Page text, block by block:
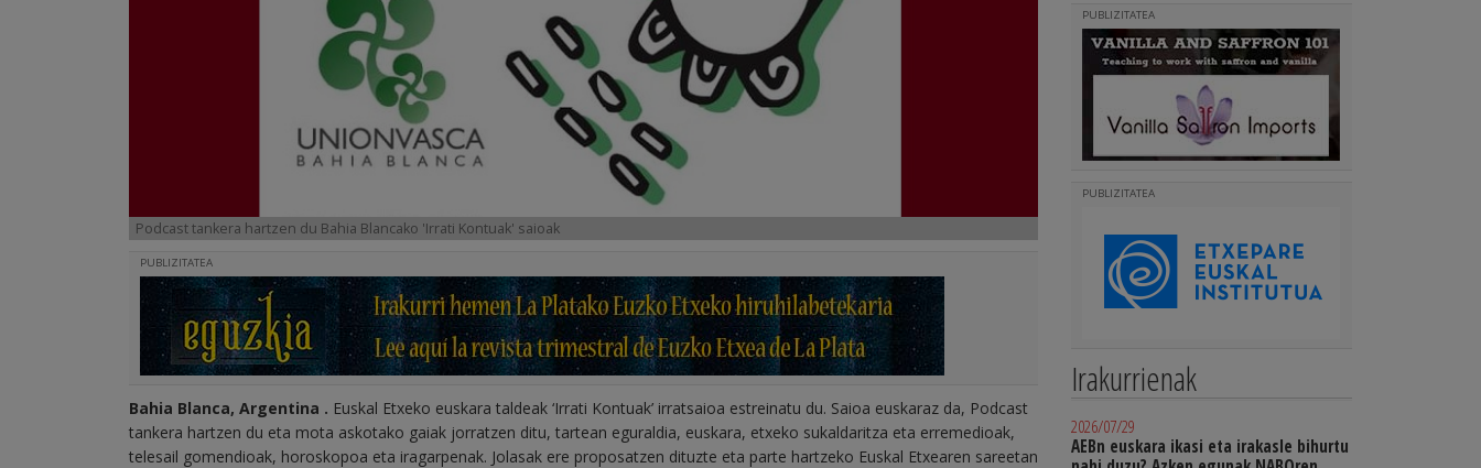
Podcast tankera hartzen du Bahia Blancako 'Irrati Kontuak' saioak
PUBLIZITATEA
Bahia Blanca, Argentina . Euskal Etxeko euskara taldeak ‘Irrati Kontuak’ irratsaioa estreinatu du. Saioa euskaraz da, Podcast
tankera hartzen du eta mota askotako gaiak jorratzen ditu, tartean eguraldia, euskara, etxeko sukaldaritza eta erremedioak,
telesail gomendioak, horoskopoa eta iragarpenak. Jolasak ere proposatzen dituzte eta parte hartzeko Euskal Etxearen sareetan
PUBLIZITATEA
PUBLIZITATEA
Irakurrienak
2026/07/29
AEBn euskara ikasi eta irakasle bihurtu